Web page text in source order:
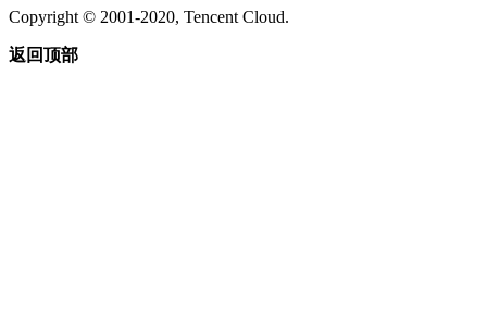
Copyright © 2001-2020, Tencent Cloud.
返回顶部